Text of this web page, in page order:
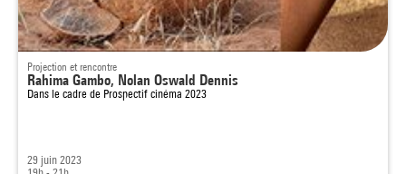
Projection et rencontre
Rahima Gambo, Nolan Oswald Dennis
Dans le cadre de Prospectif cinéma 2023
29 juin 2023